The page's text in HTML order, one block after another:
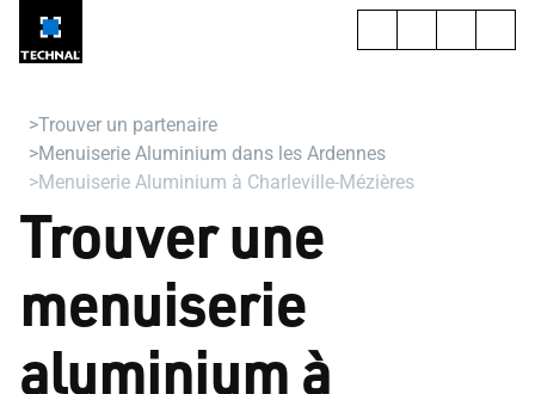
Trouver un partenaire
Menuiserie Aluminium dans les Ardennes
Menuiserie Aluminium à Charleville-Mézières
Trouver une
menuiserie
aluminium à